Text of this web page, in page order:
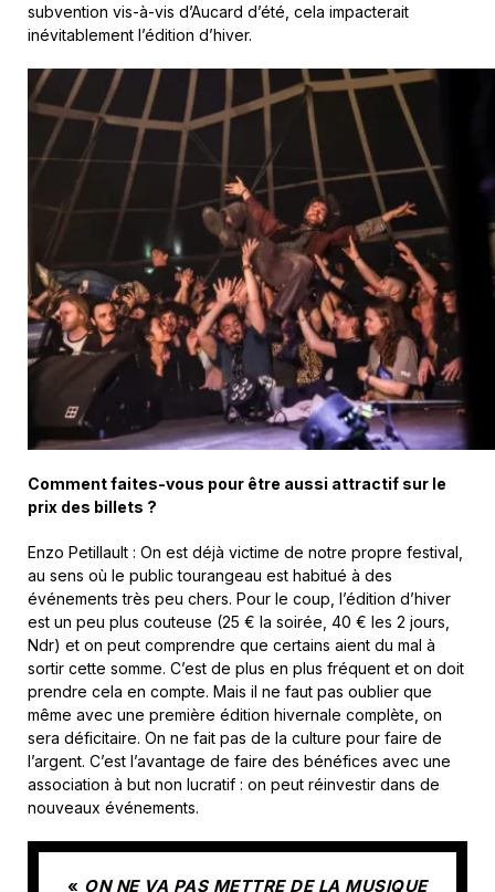
subvention vis-à-vis d’Aucard d’été, cela impacterait
inévitablement l’édition d’hiver.
Comment faites-vous pour être aussi attractif sur le
prix des billets ?
Enzo Petillault : On est déjà victime de notre propre festival,
au sens où le public tourangeau est habitué à des
événements très peu chers. Pour le coup, l’édition d’hiver
est un peu plus couteuse (25 € la soirée, 40 € les 2 jours,
Ndr) et on peut comprendre que certains aient du mal à
sortir cette somme. C’est de plus en plus fréquent et on doit
prendre cela en compte. Mais il ne faut pas oublier que
même avec une première édition hivernale complète, on
sera déficitaire. On ne fait pas de la culture pour faire de
l’argent. C’est l’avantage de faire des bénéfices avec une
association à but non lucratif : on peut réinvestir dans de
nouveaux événements.
« ON NE VA PAS METTRE DE LA MUSIQUE